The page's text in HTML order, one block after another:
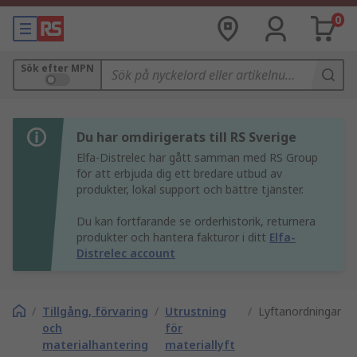
0
Sök efter MPN
Du har omdirigerats till RS Sverige
Elfa-Distrelec har gått samman med RS Group
för att erbjuda dig ett bredare utbud av
produkter, lokal support och bättre tjänster.
Du kan fortfarande se orderhistorik, returnera
produkter och hantera fakturor i ditt Elfa-
Distrelec account
/ Tillgång, förvaring
och
materialhantering
/ Utrustning
för
materiallyft
/ Lyftanordningar